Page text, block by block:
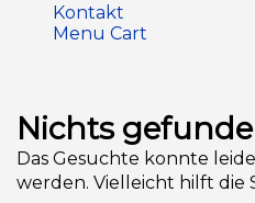
Kontakt
Menu Cart
Nichts
Das Gesuchte konnte
werden. Vielleicht hilft die